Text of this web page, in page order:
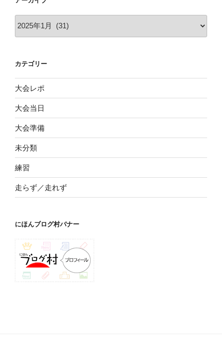
ブ
カテゴリー
大会レポ
大会当日
大会準備
未分類
練習
走らず／走れず
にほんブログ村バナー